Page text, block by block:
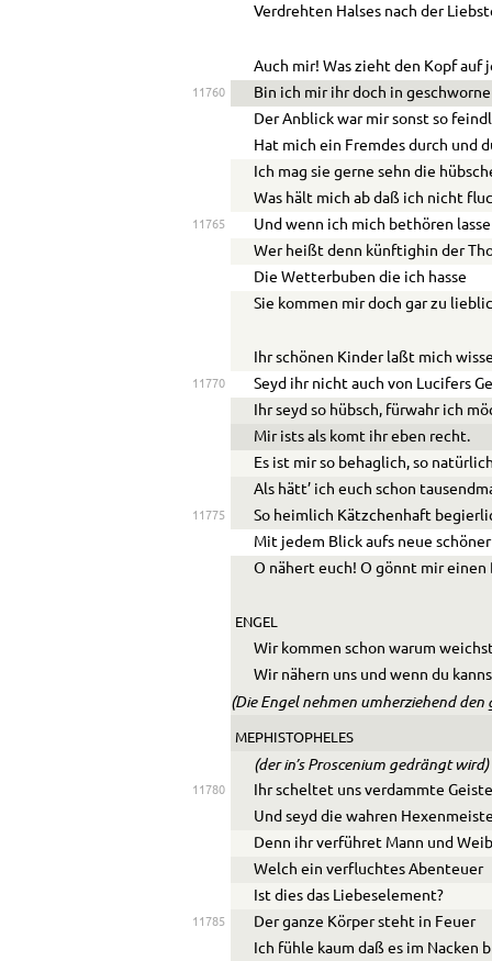
Verdrehten Halses nach der
Auch mir! Was zieht den Kopf auf
11760
Bin ich mir ihr doch in
Der Anblick war mir sonst so
Hat mich ein Fremdes durch und
Ich mag sie gerne sehn die
Was hält mich ab daß ich nicht
11765
Und wenn ich mich bethören lasse
Wer heißt denn künftighin der
Die Wetterbuben die ich hasse
Sie kommen mir doch gar zu
Ihr schönen Kinder laßt mich
11770
Seyd ihr nicht auch von Lucifers
Ihr seyd so hübsch, fürwahr ich
Mir ists als komt ihr eben recht.
Es ist mir so behaglich, so
Als hätt’ ich euch schon
11775
So heimlich Kätzchenhaft
Mit jedem Blick aufs neue
O nähert euch! O gönnt mir einen
ENGEL
Wir kommen schon warum
Wir nähern uns und wenn du
(Die Engel nehmen umherziehend den
MEPHISTOPHELES
(der in’s Proscenium gedrängt wird)
11780
Ihr scheltet uns verdammte
Und seyd die wahren
Denn ihr verführet Mann und
Welch ein verfluchtes Abenteuer
Ist dies das Liebeselement?
11785
Der ganze Körper steht in Feuer
Ich fühle kaum daß es im Nacken